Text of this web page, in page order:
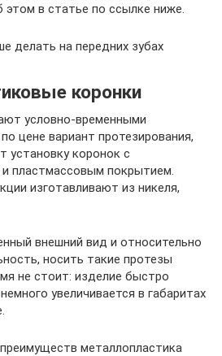
этом в статье по ссылке ниже.
делать на передних зубах
коронки
условно-временными
цене вариант протезирования,
установку коронок с
пластмассовым покрытием.
изготавливают из никеля,
внешний вид и относительно
носить такие протезы
не стоит: изделие быстро
увеличивается в габаритах
металлопластика